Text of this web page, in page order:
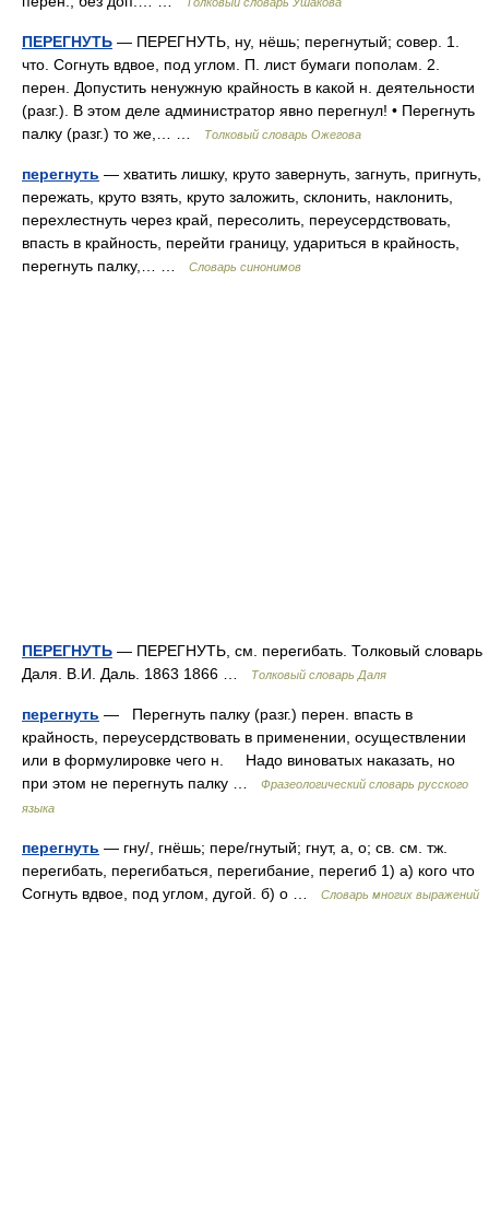
ПЕРЕГНУТЬ — ПЕРЕГНУТЬ, ну, нёшь; перегнутый; совер. 1.
что. Согнуть вдвое, под углом. П. лист бумаги пополам. 2.
перен. Допустить ненужную крайность в какой н. деятельности
(разг.). В этом деле администратор явно перегнул! • Перегнуть
палку (разг.) то же,… …
Толковый словарь Ожегова
перегнуть — хватить лишку, круто завернуть, загнуть, пригнуть,
пережать, круто взять, круто заложить, склонить, наклонить,
перехлестнуть через край, пересолить, переусердствовать,
впасть в крайность, перейти границу, удариться в крайность,
перегнуть палку,… …
Словарь синонимов
ПЕРЕГНУТЬ — ПЕРЕГНУТЬ, см. перегибать. Толковый словарь
Даля. В.И. Даль. 1863 1866 …
Толковый словарь Даля
перегнуть — Перегнуть палку (разг.) перен. впасть в
крайность, переусердствовать в применении, осуществлении
или в формулировке чего н. Надо виноватых наказать, но
при этом не перегнуть палку …
Фразеологический словарь русского
языка
перегнуть — гну/, гнёшь; пере/гнутый; гнут, а, о; св. см. тж.
перегибать, перегибаться, перегибание, перегиб 1) а) кого что
Согнуть вдвое, под углом, дугой. б) о …
Словарь многих выражений